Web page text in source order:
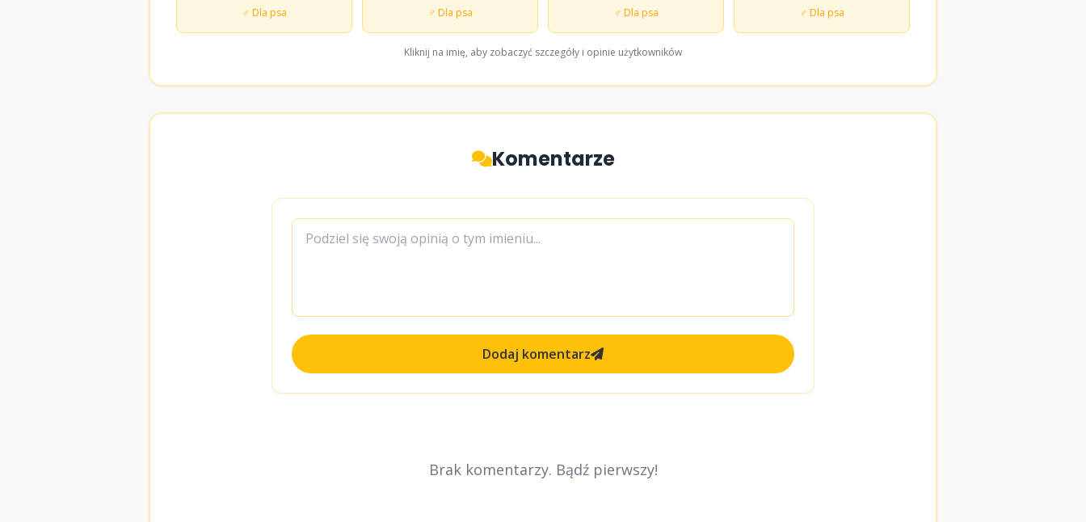
♂ Dla psa ♂ Dla psa ♂ Dla psa ♂ Dla psa
Kliknij na imię, aby zobaczyć szczegóły i opinie użytkowników
Komentarze
Dodaj komentarz
Brak komentarzy. Bądź pierwszy!